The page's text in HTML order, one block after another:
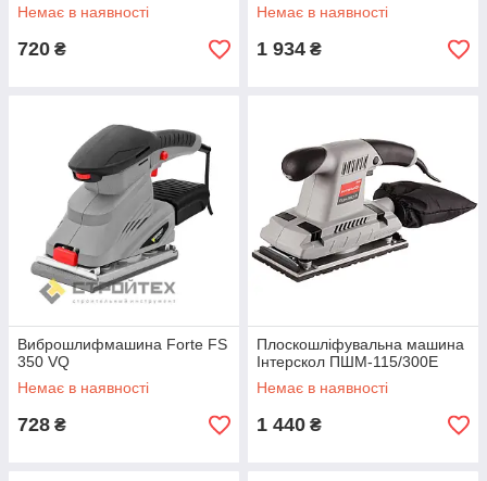
Немає в наявності
720 ₴
Немає в наявності
1 934 ₴
Виброшлифмашина Forte FS
350 VQ
Немає в наявності
728 ₴
Плоскошліфувальна машина
Інтерскол ПШМ-115/300Е
Немає в наявності
1 440 ₴